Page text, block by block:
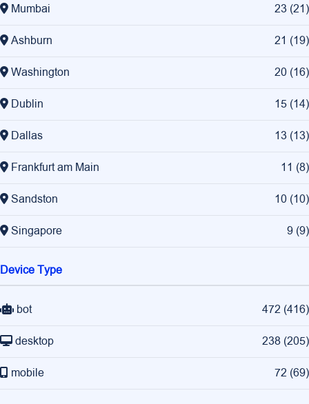
Mumbai 23 (21)
Ashburn 21 (19)
Washington 20 (16)
Dublin 15 (14)
Dallas 13 (13)
Frankfurt am Main 11 (8)
Sandston 10 (10)
Singapore 9 (9)
Device Type
bot 472 (416)
desktop 238 (205)
mobile 72 (69)